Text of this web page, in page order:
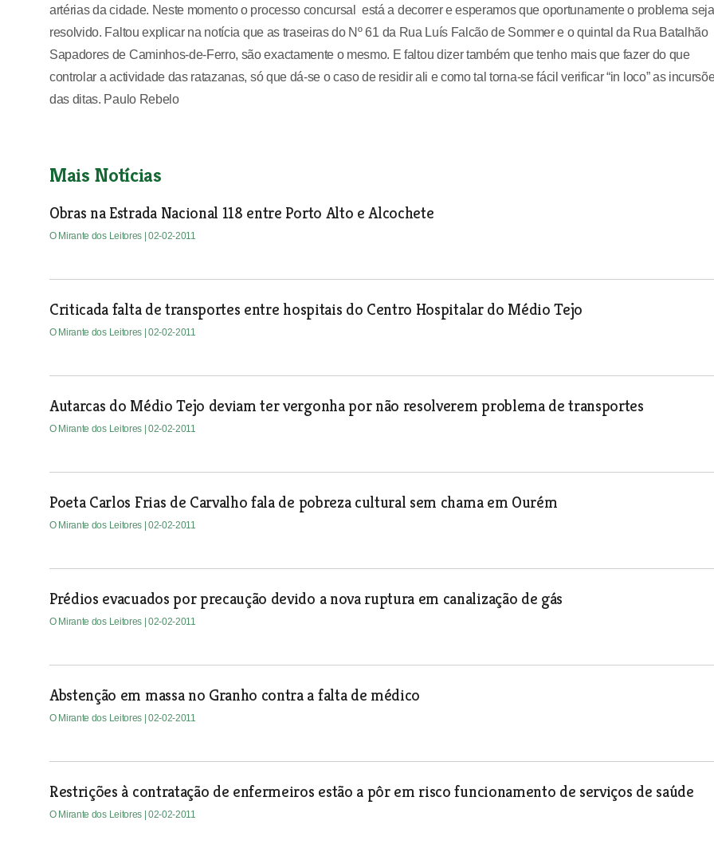
artérias da cidade. Neste momento o processo concursal está a decorrer e esperamos que oportunamente o problema seja
resolvido. Faltou explicar na notícia que as traseiras do Nº 61 da Rua Luís Falcão de Sommer e o quintal da Rua Batalhão
Sapadores de Caminhos-de-Ferro, são exactamente o mesmo. E faltou dizer também que tenho mais que fazer do que
controlar a actividade das ratazanas, só que dá-se o caso de residir ali e como tal torna-se fácil verificar “in loco” as
das ditas. Paulo Rebelo
Mais Notícias
Obras na Estrada Nacional 118 entre Porto Alto e Alcochete
O Mirante dos Leitores | 02-02-2011
Criticada falta de transportes entre hospitais do Centro Hospitalar do Médio Tejo
O Mirante dos Leitores | 02-02-2011
Autarcas do Médio Tejo deviam ter vergonha por não resolverem problema de transportes
O Mirante dos Leitores | 02-02-2011
Poeta Carlos Frias de Carvalho fala de pobreza cultural sem chama em Ourém
O Mirante dos Leitores | 02-02-2011
Prédios evacuados por precaução devido a nova ruptura em canalização de gás
O Mirante dos Leitores | 02-02-2011
Abstenção em massa no Granho contra a falta de médico
O Mirante dos Leitores | 02-02-2011
Restrições à contratação de enfermeiros estão a pôr em risco funcionamento de serviços de saúde
O Mirante dos Leitores | 02-02-2011